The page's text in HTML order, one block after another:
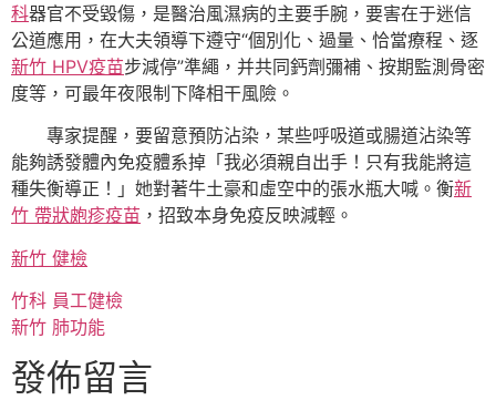
科器官不受毀傷，是醫治風濕病的主要手腕，要害在于迷信
公道應用，在大夫領導下遵守“個別化、過量、恰當療程、逐
新竹 HPV疫苗步減停”準繩，并共同鈣劑彌補、按期監測骨密
度等，可最年夜限制下降相干風險。
專家提醒，要留意預防沾染，某些呼吸道或腸道沾染等
能夠誘發體內免疫體系掉「我必須親自出手！只有我能將這
種失衡導正！」她對著牛土豪和虛空中的張水瓶大喊。衡新
竹 帶狀皰疹疫苗 ，招致本身免疫反映減輕。
新竹 健檢
竹科 員工健檢
新竹 肺功能
發佈留言